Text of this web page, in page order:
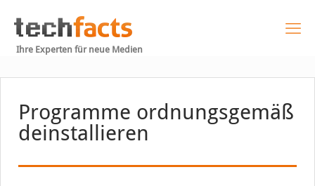
Ihre Experten für neue Medien
Programme ordnungsgemäß
deinstallieren